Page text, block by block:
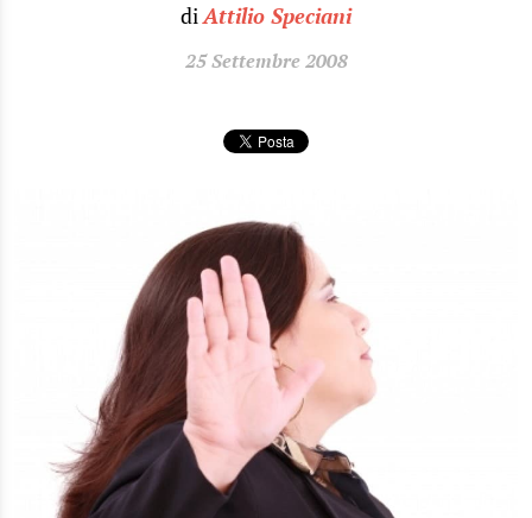
diAttilio Speciani
25 Settembre 2008